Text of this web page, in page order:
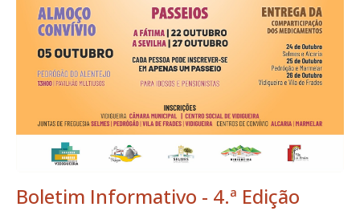
Boletim Informativo - 4.ª Edição